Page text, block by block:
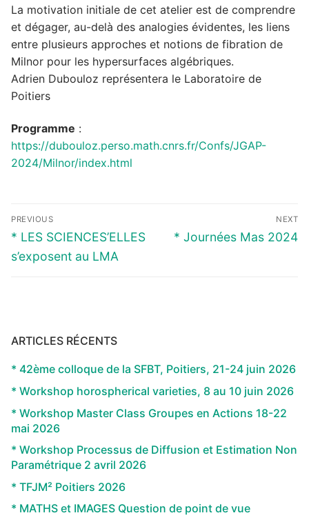
La motivation initiale de cet atelier est de comprendre
et dégager, au-delà des analogies évidentes, les liens
entre plusieurs approches et notions de fibration de
Milnor pour les hypersurfaces algébriques.
Adrien Dubouloz représentera le Laboratoire de
Poitiers
Programme :
https://dubouloz.perso.math.cnrs.fr/Confs/JGAP-
2024/Milnor/index.html
Navigation
de
l’article
PREVIOUS
Previous
post:
* LES SCIENCES’ELLES
s’exposent au LMA
NEXT
Next
* Journées Mas 2024
ARTICLES RÉCENTS
* 42ème colloque de la SFBT, Poitiers, 21-24 juin 2026
* Workshop horospherical varieties, 8 au 10 juin 2026
* Workshop Master Class Groupes en Actions 18-22
mai 2026
* Workshop Processus de Diffusion et Estimation Non
Paramétrique 2 avril 2026
* TFJM² Poitiers 2026
* MATHS et IMAGES Question de point de vue